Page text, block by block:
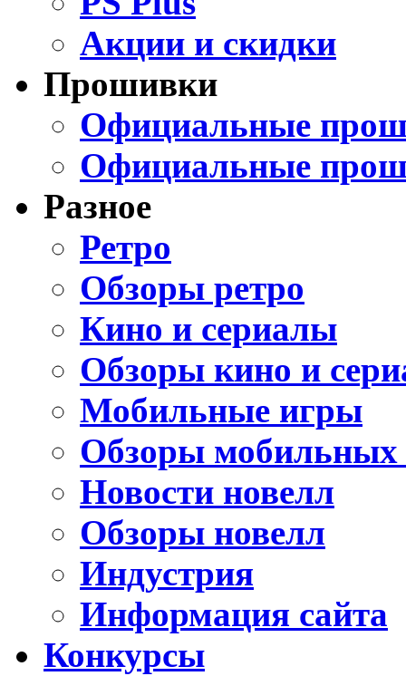
Акции и скидки
Прошивки
Официальные
Официальные
Разное
Ретро
Обзоры ретро
Кино и сериалы
Обзоры кино и
Мобильные игры
Обзоры мобильных
Новости новелл
Обзоры новелл
Индустрия
Информация сайта
Конкурсы